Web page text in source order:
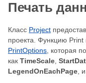
Печать
Класс Project
проекта. Функцию
PrintOptions, которая
как TimeScale,
LegendOnEachPage,